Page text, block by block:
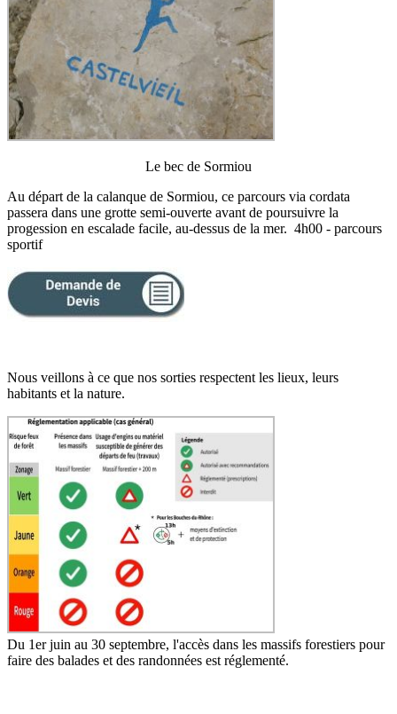
Le bec de Sormiou
Au départ de la calanque de Sormiou, ce parcours via cordata
passera dans une grotte semi-ouverte avant de poursuivre la
progession en escalade facile, au-dessus de la mer. 4h00 - parcours
sportif
Nous veillons à ce que nos sorties respectent les lieux, leurs
habitants et la nature.
Du 1er juin au 30 septembre, l'accès dans les massifs forestiers pour
faire des balades et des randonnées est réglementé.